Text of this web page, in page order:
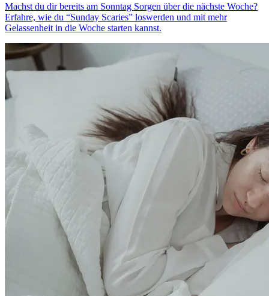
Machst du dir bereits am Sonntag Sorgen über die nächste Woche?
Erfahre, wie du “Sunday Scaries” loswerden und mit mehr
Gelassenheit in die Woche starten kannst.